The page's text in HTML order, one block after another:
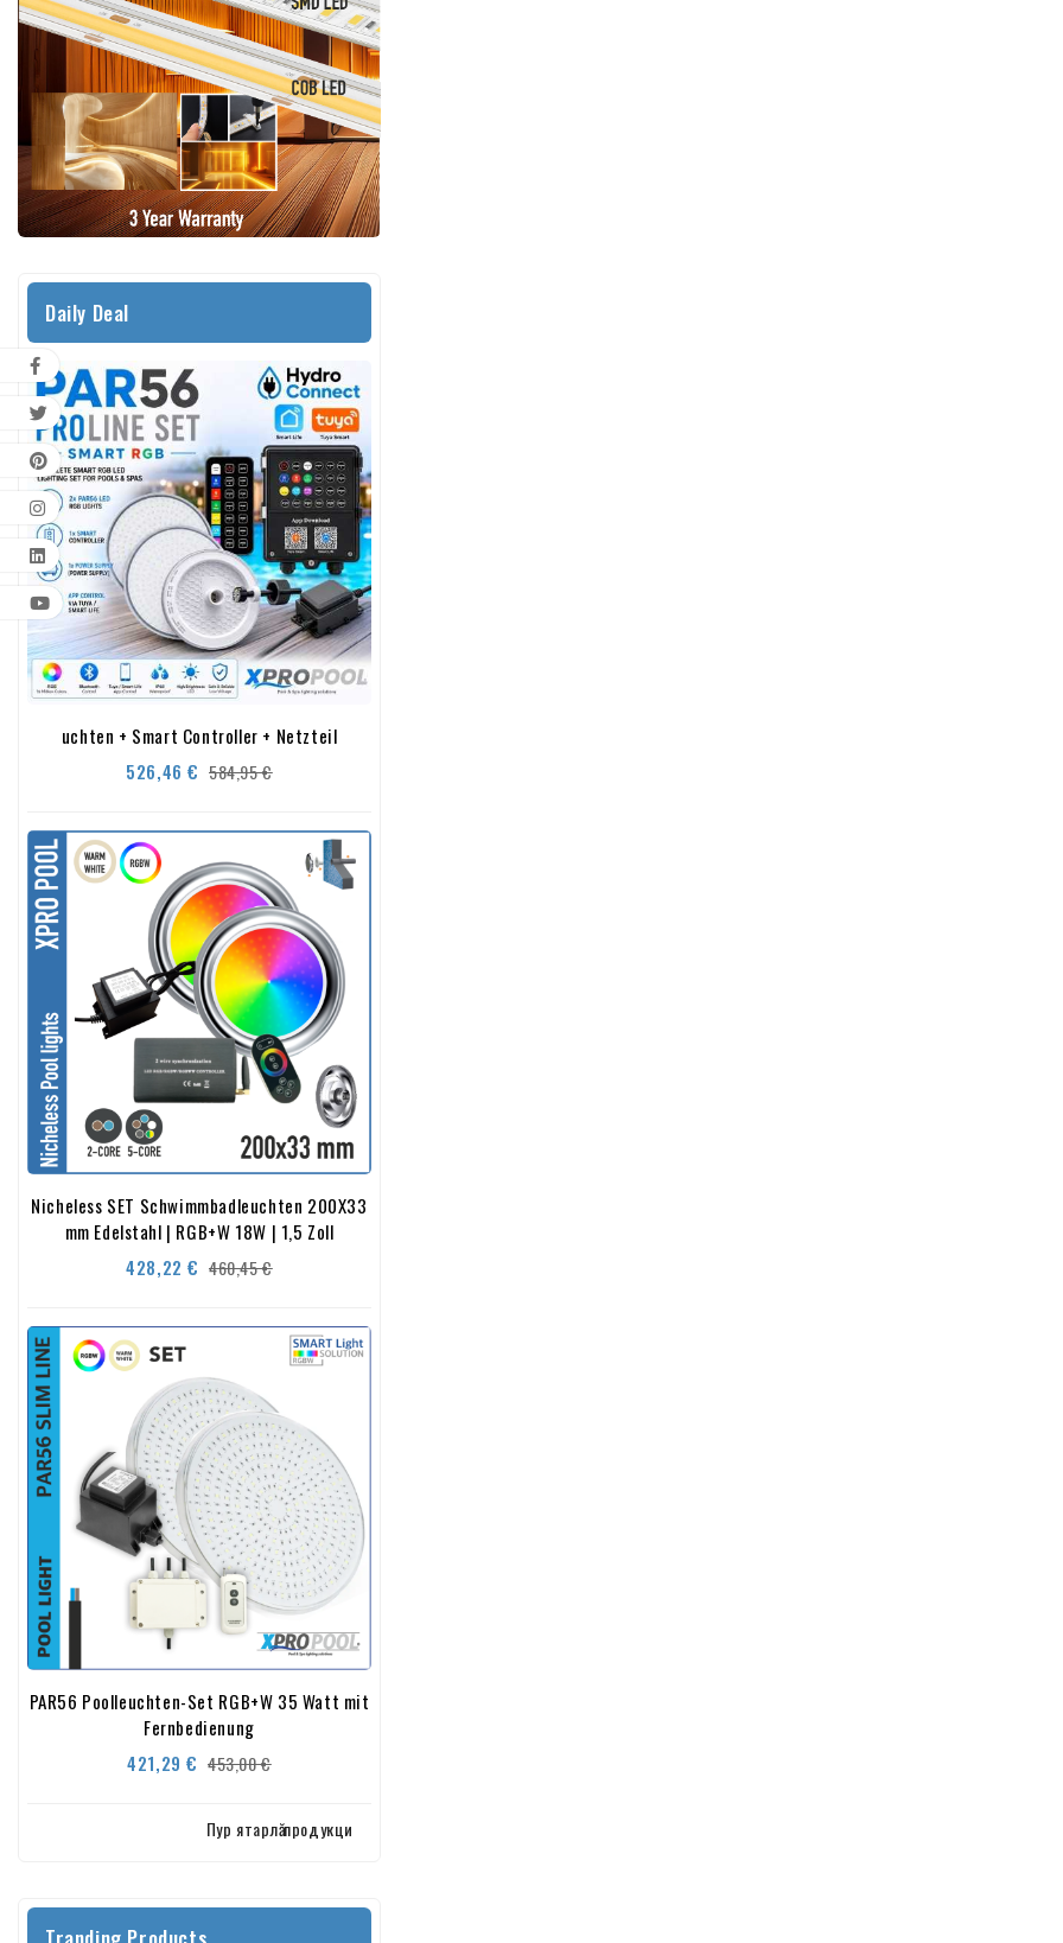
Daily Deal
uchten + Smart Controller + Netzteil
526,46 € Verkaufspreis
584,95 €Preis
Nicheless SET Schwimmbadleuchten 200X33
mm Edelstahl | RGB+W 18W | 1,5 Zoll
428,22 € Verkaufspreis
460,45 €Preis
PAR56 Poolleuchten-Set RGB+W 35 Watt mit
Fernbedienung
421,29 € Verkaufspreis
453,00 €Preis
Пур ятарлӑ продукци